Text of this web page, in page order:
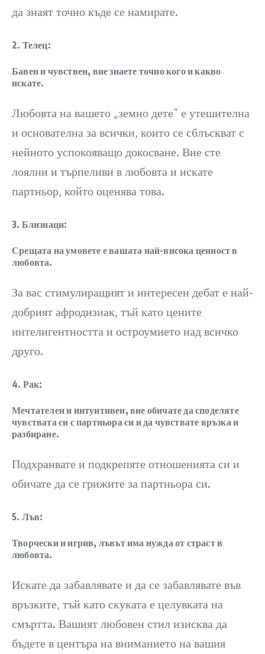
да знаят точно къде се намирате.
2. Телец:
Бавен и чувствен, вие знаете точно кого и какво
искате.
Любовта на вашето „земно дете“ е утешителна
и основателна за всички, които се сблъскват с
нейното успокояващо докосване. Вие сте
лоялни и търпеливи в любовта и искате
партньор, който оценява това.
3. Близнаци:
Срещата на умовете е вашата най-висока ценност в
любовта.
За вас стимулиращият и интересен дебат е най-
добрият афродизиак, тъй като цените
интелигентността и остроумието над всичко
друго.
4. Рак:
Мечтателен и интуитивен, вие обичате да споделяте
чувствата си с партньора си и да чувствате връзка и
разбиране.
Подхранвате и подкрепяте отношенията си и
обичате да се грижите за партньора си.
5. Лъв:
Творчески и игрив, лъвът има нужда от страст в
любовта.
Искате да забавлявате и да се забавлявате във
връзките, тъй като скуката е целувката на
смъртта. Вашият любовен стил изисква да
бъдете в центъра на вниманието на вашия